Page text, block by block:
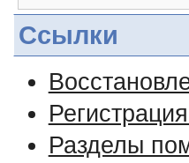
Ссылки
Разделы